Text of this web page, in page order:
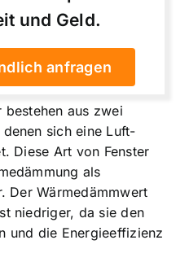
und Geld.
anfragen
bestehen aus zwei
sich eine Luft-
Diese Art von Fenster
als
Der Wärmedämmwert
niedriger, da sie den
und die Energieeffizienz